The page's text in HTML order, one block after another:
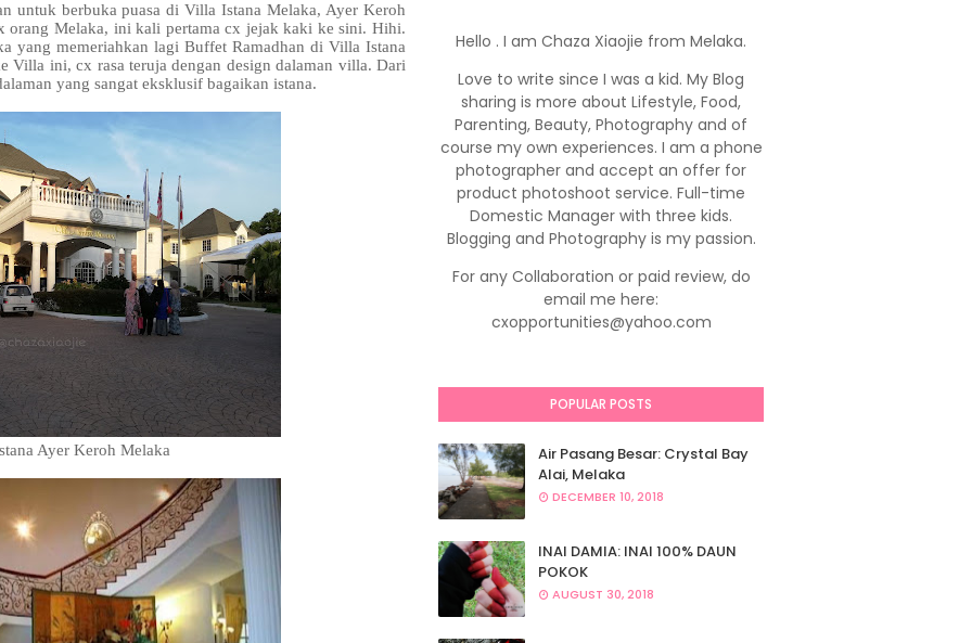
untuk berbuka puasa di Villa Istana Melaka, Ayer Keroh
Melaka, ini kali pertama cx jejak kaki ke sini. Hihi.
yang memeriahkan lagi Buffet Ramadhan di Villa Istana
Villa ini, cx rasa teruja dengan design dalaman villa. Dari
yang sangat eksklusif bagaikan istana.
Ayer Keroh Melaka
Hello . I am Chaza Xiaojie from Melaka.
Love to write since I was a kid. My Blog
sharing is more about Lifestyle, Food,
Parenting, Beauty, Photography and of
course my own experiences. I am a phone
photographer and accept an offer for
product photoshoot service. Full-time
Domestic Manager with three kids.
Blogging and Photography is my passion.
For any Collaboration or paid review, do
email me here:
cxopportunities@yahoo.com
POPULAR POSTS
Air Pasang Besar: Crystal Bay
Alai, Melaka
DECEMBER 10, 2018
INAI DAMIA: INAI 100% DAUN
POKOK
AUGUST 30, 2018